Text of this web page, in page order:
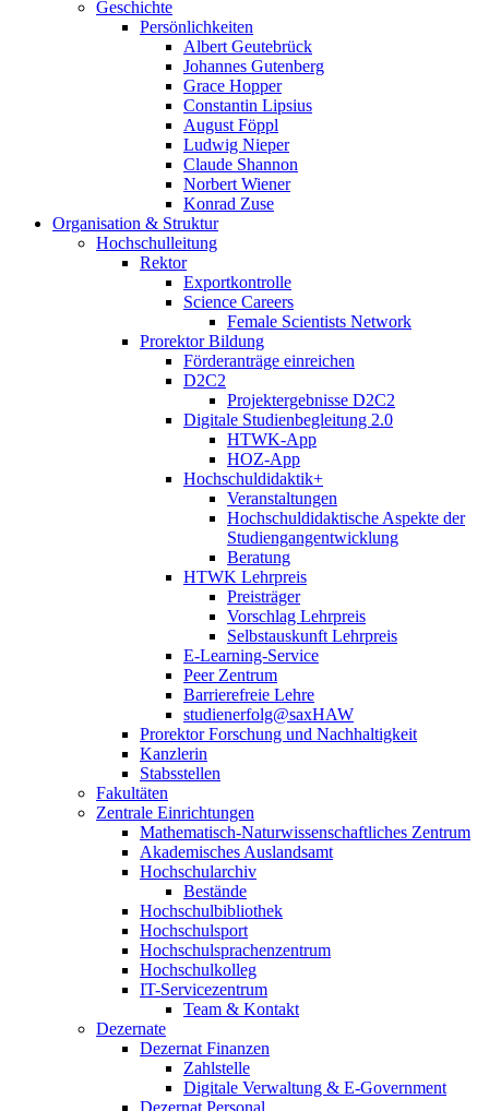
Geschichte
Persönlichkeiten
Albert Geutebrück
Johannes Gutenberg
Grace Hopper
Constantin Lipsius
August Föppl
Ludwig Nieper
Claude Shannon
Norbert Wiener
Konrad Zuse
Organisation & Struktur
Hochschulleitung
Rektor
Exportkontrolle
Science Careers
Female Scientists Network
Prorektor Bildung
Förderanträge einreichen
D2C2
Projektergebnisse D2C2
Digitale Studienbegleitung 2.0
HTWK-App
HOZ-App
Hochschuldidaktik+
Veranstaltungen
Hochschuldidaktische Aspekte der
Studiengangentwicklung
Beratung
HTWK Lehrpreis
Preisträger
Vorschlag Lehrpreis
Selbstauskunft Lehrpreis
E-Learning-Service
Peer Zentrum
Barrierefreie Lehre
studienerfolg@saxHAW
Prorektor Forschung und Nachhaltigkeit
Kanzlerin
Stabsstellen
Fakultäten
Zentrale Einrichtungen
Mathematisch-Naturwissenschaftliches Zentrum
Akademisches Auslandsamt
Hochschularchiv
Bestände
Hochschulbibliothek
Hochschulsport
Hochschulsprachenzentrum
Hochschulkolleg
IT-Servicezentrum
Team & Kontakt
Dezernate
Dezernat Finanzen
Zahlstelle
Digitale Verwaltung & E-Government
Dezernat Personal